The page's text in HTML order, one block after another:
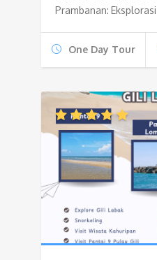
Prambanan: Eksplorasi
One Day Tour